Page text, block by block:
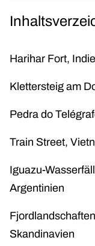
Harihar Fort,
Klettersteig am
Pedra do
Train Street,
Iguazu-
Argentinien
Skandinavien